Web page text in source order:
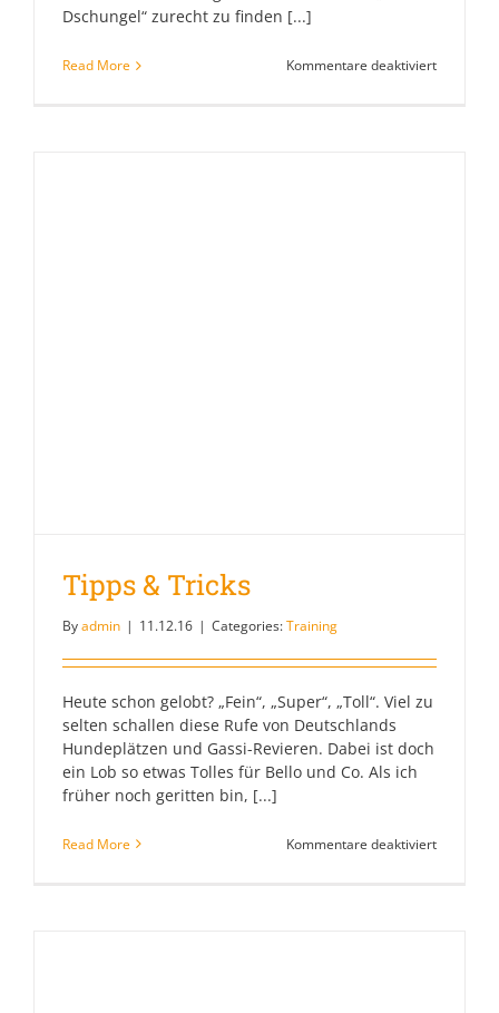
Dschungel“ zurecht zu finden [...]
Read More Kommentare deaktiviertfür
Tipps & Tricks
Byadmin | 11.12.16 | Categories:Training
Heute schon gelobt? „Fein“, „Super“, „Toll“. Viel zu
selten schallen diese Rufe von Deutschlands
Hundeplätzen und Gassi-Revieren. Dabei ist doch
ein Lob so etwas Tolles für Bello und Co. Als ich
früher noch geritten bin, [...]
Read More Kommentare deaktiviertfür